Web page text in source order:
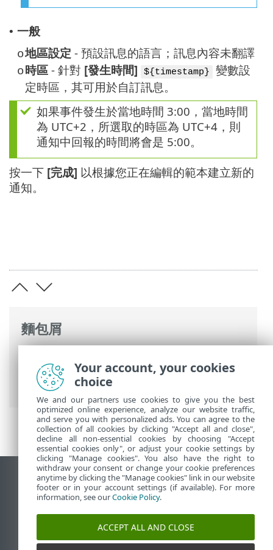
麵包屑
ESET PROTECT>ESET PROTECT 主功能表>
通知> 發送
• 一般
o地區設定 - 預設訊息的語言；訊息內容未翻譯
o時區 - 針對 [發生時間] ${timestamp}
變數設
定時區，其可用於自訂訊息。
如果事件發生於當地時間 3:00，當地時間
為 UTC+2，所選取的時區為 UTC+4，則
通知中回報的時間將會是 5:00。
按一下 [完成] 以根據您正在編輯的範本建立新的
通知。
檢視桌面網站
End of Life
ESET 知識庫
ESET Status Portal
Your account, your cookies
choice
We and our partners use cookies to give you the best
optimized online experience, analyze our website traffic,
and serve you with personalized ads. You can agree to the
collection of all cookies by clicking "Accept all and close",
decline all non-essential cookies by choosing "Accept
essential cookies only", or adjust your cookie settings by
clicking "Manage cookies". You also have the right to
withdraw your consent or change your cookie preferences
anytime by clicking the "Manage cookies" link in our website
footer or in your account settings (if available). For more
information, see ourCookie Policy.
ACCEPT ALL AND CLOSE